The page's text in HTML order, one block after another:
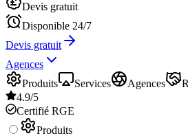
Devis gratuit
Disponible 24/7
Devis gratuit
Agences
Produits
Services Agences
4.9/5
Certifié RGE
Produits